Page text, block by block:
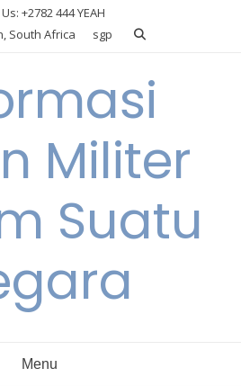
+2782 444 YEAH
South Africa
sgp
Militer
Suatu
Menu